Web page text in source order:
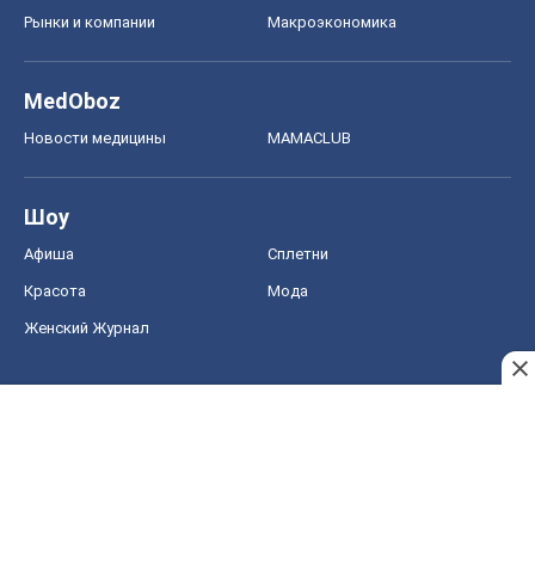
Рынки и компании Mакроэкономика
MedOboz
Новости медицины MAMACLUB
Шоу
Афиша Сплетни
Красота Мода
Женский Журнал